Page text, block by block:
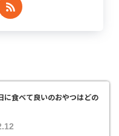
に食べて良いのおやつはどの